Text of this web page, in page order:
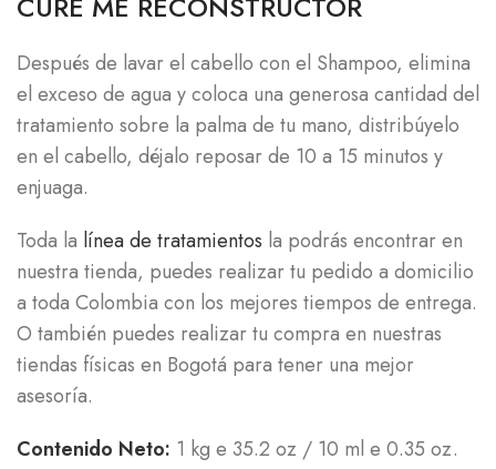
Después de lavar el cabello con el Shampoo, elimina
el exceso de agua y coloca una generosa cantidad del
tratamiento sobre la palma de tu mano, distribúyelo
en el cabello, déjalo reposar de 10 a 15 minutos y
enjuaga.
Toda la línea de tratamientos la podrás encontrar en
nuestra tienda, puedes realizar tu pedido a domicilio
a toda Colombia con los mejores tiempos de entrega.
O también puedes realizar tu compra en nuestras
tiendas físicas en Bogotá para tener una mejor
asesoría.
Contenido Neto: 1 kg e 35.2 oz / 10 ml e 0.35 oz.